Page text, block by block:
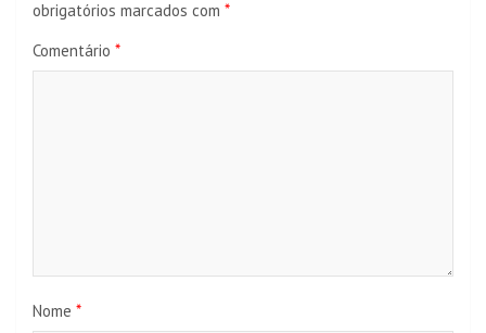
obrigatórios marcados com *
Comentário *
Nome *